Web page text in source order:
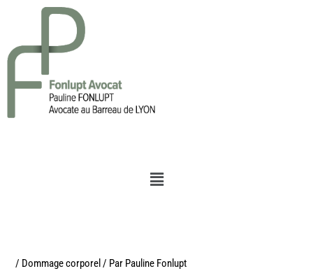
contenu
Menu
/ Dommage corporel / Par Pauline Fonlupt